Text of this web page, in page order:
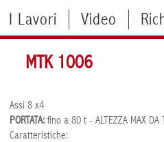
I Lavori Video
MTK 1006
Assi 8 x4
PORTATA: fino a 80 t - ALTEZZA MAX DA
Caratteristiche: